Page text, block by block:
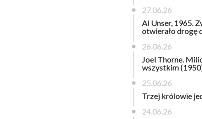
27.06.26
Al Unser, 1965.
otwierało drogę
26.06.26
Joel Thorne.
wszystkim
25.06.26
Trzej królowie
24.06.26